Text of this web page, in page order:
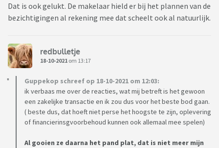
Dat is ook gelukt. De makelaar hield er bij het plannen van de
bezichtigingen al rekening mee dat scheelt ook al natuurlijk.
redbulletje
18-10-2021 om 13:17
Guppekop schreef op 18-10-2021 om 12:03:
ik verbaas me over de reacties, wat mij betreft is het gewoon
een zakelijke transactie en ik zou dus voor het beste bod gaan.
( beste dus, dat hoeft niet perse het hoogste te zijn, oplevering
of financierinsgvoorbehoud kunnen ook allemaal mee spelen)
Al gooien ze daarna het pand plat, dat is niet meer mijn